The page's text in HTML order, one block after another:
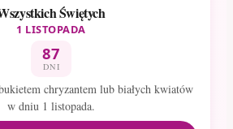
Świętych
1 LISTOPADA
87
DNI
chryzantem lub białych kwiatów
w dniu 1 listopada.